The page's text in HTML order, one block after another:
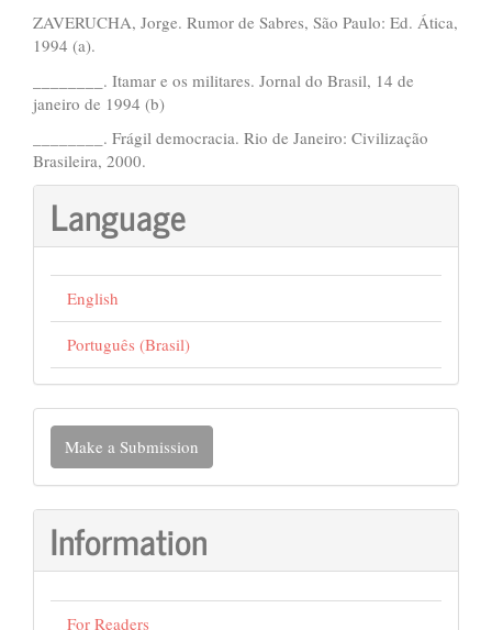
ZAVERUCHA, Jorge. Rumor de Sabres, São Paulo: Ed. Ática,
1994 (a).
________. Itamar e os militares. Jornal do Brasil, 14 de
janeiro de 1994 (b)
________. Frágil democracia. Rio de Janeiro: Civilização
Brasileira, 2000.
Language
English
Português (Brasil)
Make
Submission
Make a Submission
Information
For Readers